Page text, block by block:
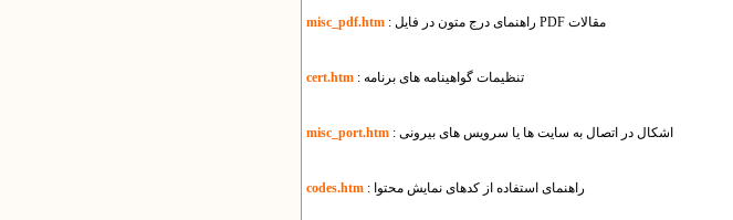
misc_pdf.htm : راهنمای درج متون در فایل PDF مقالات
cert.htm : تنظیمات گواهینامه های برنامه
misc_port.htm : اشکال در اتصال به سایت ها یا سرویس های بیرونی
codes.htm : راهنمای استفاده از کدهای نمایش محتوا